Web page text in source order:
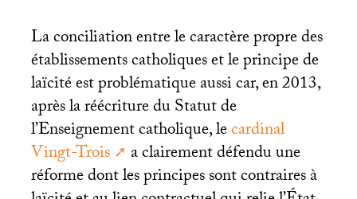
La conciliation entre le caractère propre des
établissements catholiques et le principe de
laïcité est problématique aussi car, en 2013,
après la réécriture du Statut de
l’Enseignement catholique, lecardinal
Vingt-Trois
a clairement défendu une
réforme dont les principes sont contraires à